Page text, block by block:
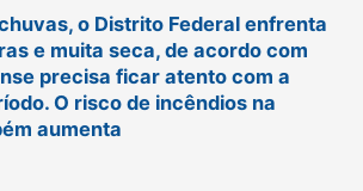
o Distrito Federal enfrenta
e muita seca, de acordo com
precisa ficar atento com a
O risco de incêndios na
aumenta